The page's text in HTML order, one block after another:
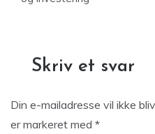
Skriv et svar
Din e-mailadresse vil ikke
er markeret med *